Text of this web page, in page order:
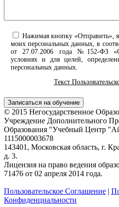
Нажимая кнопку «Отправить», я
моих персональных данных, в
от 27.07.2006 года №152-ФЗ
условиях и для целей,
персональных данных.
Текст
© 2015 Негосударственное
Учреждение Дополнительного
Образования "Учебный Центр
1115000003678
143401, Московская область, г.
д. 3.
Лицензия на право ведения
71476 от 02 апреля 2014 года.
Пользовательское Соглашение |
Конфиденциальности